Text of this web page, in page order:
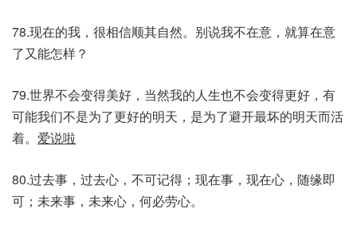
78.现在的我，很相信顺其自然。别说我不在意，就算在意
了又能怎样？
79.世界不会变得美好，当然我的人生也不会变得更好，有
可能我们不是为了更好的明天，是为了避开最坏的明天而活
着。 爱说啦
80.过去事，过去心，不可记得；现在事，现在心，随缘即
可；未来事，未来心，何必劳心。